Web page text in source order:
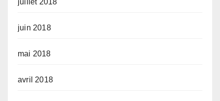
juillet 2018
juin 2018
mai 2018
avril 2018